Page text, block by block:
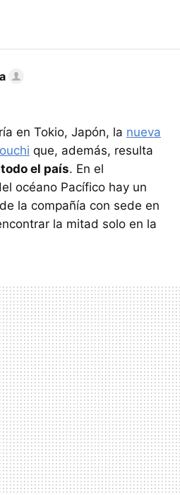
en Tokio, Japón, la nueva
que, además, resulta
el país. En el
océano Pacífico hay un
la compañía con sede en
la mitad solo en la